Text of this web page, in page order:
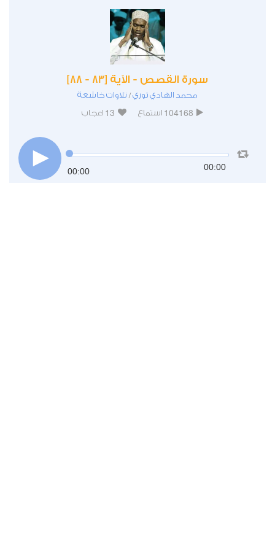
سورة القصص - الآية [83 - 88]
محمد الهادي توري/ تلاوات خاشعة
104168 استماع 13 اعجاب
00:00 00:00